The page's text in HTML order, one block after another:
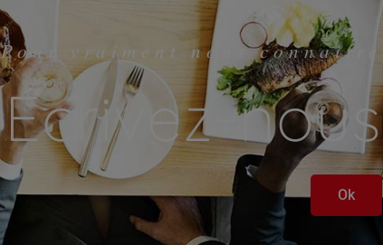
Pour vraiment nous connaitre
Écrivez-nous
Ok